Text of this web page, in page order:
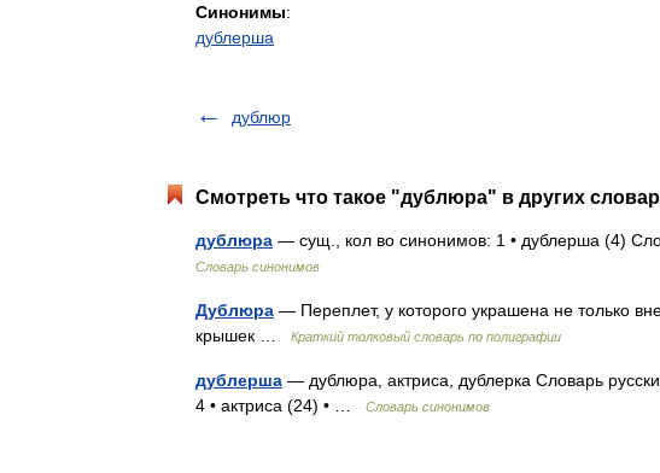
Синонимы:
дублерша
дублюр
Смотреть что такое "дублюра" в других
дублюра — сущ., кол во синонимов: 1 • дублерша (4)
Словарь синонимов
Дублюра — Переплет, у которого украшена не только
крышек …
Краткий толковый словарь по полиграфии
дублерша — дублюра, актриса, дублерка Словарь
4 • актриса (24) • …
Словарь синонимов